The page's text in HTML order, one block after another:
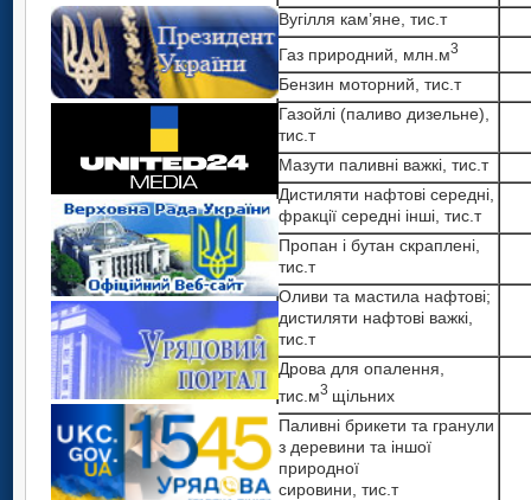
Вугілля кам’яне, тис.т
Газ природний, млн.м3
Бензин моторний, тис.т
Газойлі (паливо дизельне),
тис.т
Мазути паливні важкі, тис.т
Дистиляти нафтові середні,
фракції середні інші, тис.т
Пропан і бутан скраплені,
тис.т
Оливи та мастила нафтові;
дистиляти нафтові важкі,
тис.т
Дрова для опалення,
тис.м3 щільних
Паливні брикети та гранули
з деревини та іншої
природної
сировини, тис.т